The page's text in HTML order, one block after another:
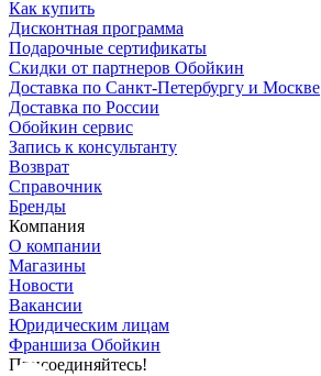
Как купить
Дисконтная программа
Подарочные сертификаты
Скидки от партнеров Обойкин
Доставка по Санкт-Петербургу и Москве
Доставка по России
Обойкин сервис
Запись к консультанту
Возврат
Справочник
Бренды
Компания
О компании
Магазины
Новости
Вакансии
Юридическим лицам
Франшиза Обойкин
Присоединяйтесь!